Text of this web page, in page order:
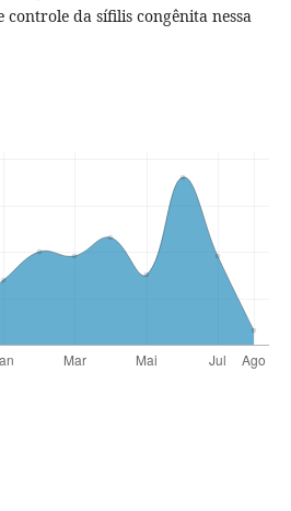
controle da sífilis congênita nessa